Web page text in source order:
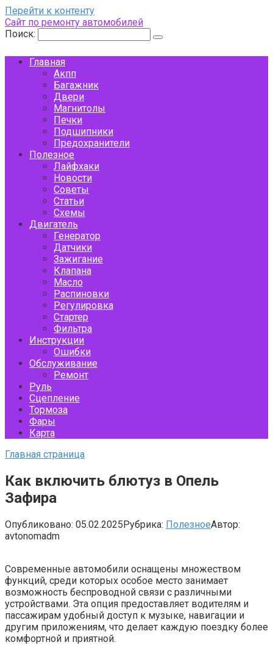
Перейти к контенту
Сайт по ремонту автомобилей
Поиск:
Главная
Акпп
Багажник
Двери
Магнитолы
Печки
Подшипники
Предохранители
Полезное
Лайфхаки
Новости
Советы
Статьи
Схемы
Двигатель
Генератор
Датчики
Зажигание
Клапана
Масло
Распиновки
Регулировка
Стартер
Фильтра
Инструкции
Ошибки
Обслуживание
Ремонт
Руль
Сцепление
Тормоза
Фары
Карта
Главная страница
Как включить блютуз в Опель
Зафира
Опубликовано: 05.02.2025Рубрика: ПолезноеАвтор:
avtonomadm
Современные автомобили оснащены множеством
функций, среди которых особое место занимает
возможность беспроводной связи с различными
устройствами. Эта опция предоставляет водителям и
пассажирам удобный доступ к музыке, навигации и
другим приложениям, что делает каждую поездку более
комфортной и приятной.